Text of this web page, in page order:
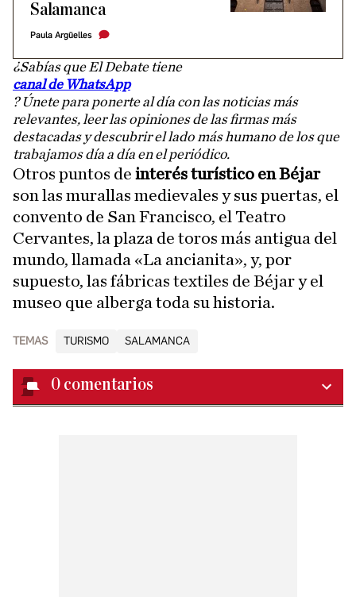
Salamanca
Paula Argüelles
¿Sabías que El Debate tiene
canal de WhatsApp
? Únete para ponerte al día con las noticias más
relevantes, leer las opiniones de las firmas más
destacadas y descubrir el lado más humano de los que
trabajamos día a día en el periódico.
Otros puntos de interés turístico en Béjar
son las murallas medievales y sus puertas, el
convento de San Francisco, el Teatro
Cervantes, la plaza de toros más antigua del
mundo, llamada «La ancianita», y, por
supuesto, las fábricas textiles de Béjar y el
museo que alberga toda su historia.
TEMAS TURISMO SALAMANCA
0 comentarios